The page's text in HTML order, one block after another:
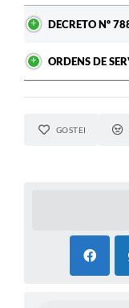
DECRETO Nº
ORDENS DE
GOSTEI